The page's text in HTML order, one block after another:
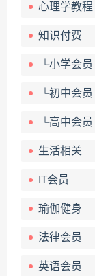
心理学教程
知识付费
└小学会员
└初中会员
└高中会员
生活相关
IT会员
瑜伽健身
法律会员
英语会员